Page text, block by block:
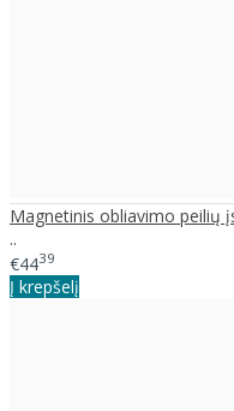
Magnetinis obliavimo peilių
..
€4439
Į krepšelį